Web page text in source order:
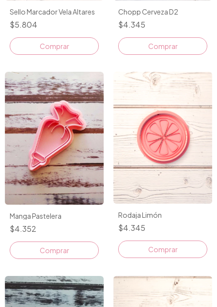
Sello Marcador Vela Altares
$5.804
Comprar
Chopp Cerveza D2
$4.345
Comprar
Manga Pastelera
$4.352
Comprar
Rodaja Limón
$4.345
Comprar